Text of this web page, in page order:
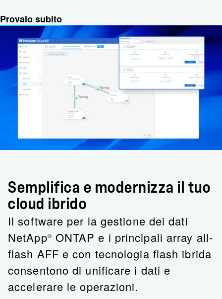
Provalo subito
Semplifica e modernizza il tuo
cloud ibrido
Il software per la gestione dei dati
NetApp® ONTAP e i principali array all-
flash AFF e con tecnologia flash ibrida
consentono di unificare i dati e
accelerare le operazioni.